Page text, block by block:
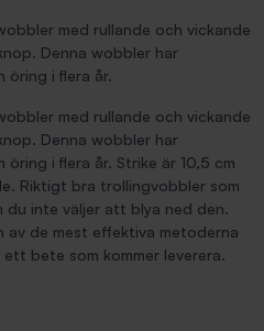
med rullande och vickande
Denna wobbler har
öring i flera år.
med rullande och vickande
Denna wobbler har
i flera år. Strike är 10,5 cm
Riktigt bra trollingvobbler som
du inte väljer att blya ned den.
av de mest effektiva metoderna
bete som kommer leverera.